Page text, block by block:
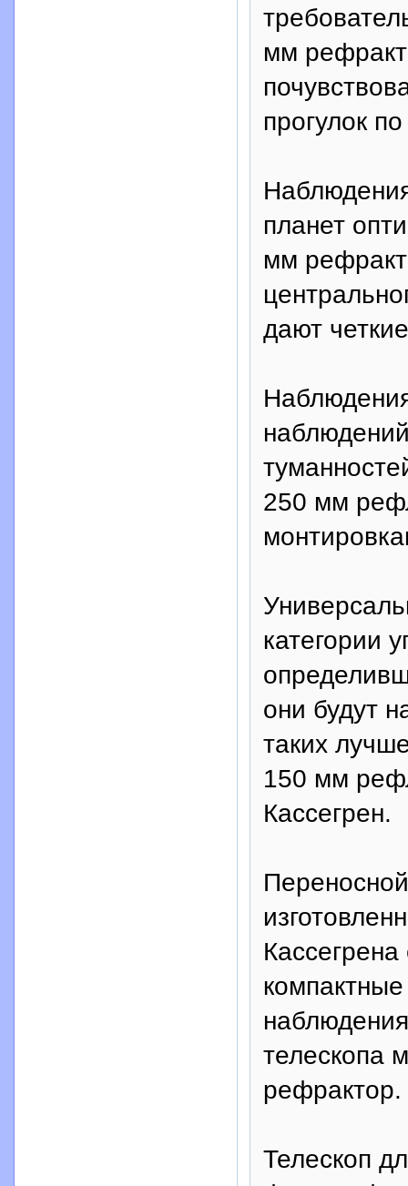
мм
прогулок
планет
мм
дают
250 мм
категории
они будут
таких
150 мм
Кассегрен.
Кассегрена
телескопа
рефрактор.
Телескоп